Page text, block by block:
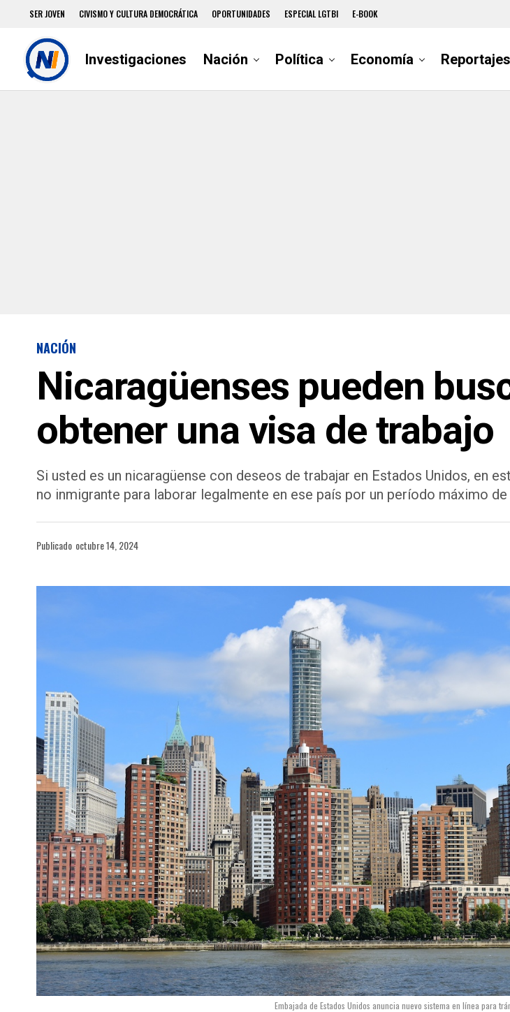
SER JOVEN CIVISMO Y CULTURA DEMOCRÁTICA OPORTUNIDADES ESPECIAL LGTBI E-BOOK
Investigaciones Nación Política Economía Reportajes
NACIÓN
Nicaragüenses pueden
obtener una visa de trabajo
Si usted es un nicaragüense con deseos de trabajar en Estados Unidos, en
no inmigrante para laborar legalmente en ese país por un período máximo
Publicado octubre 14, 2024
Embajada de Estados Unidos anuncia nuevo sistema en línea para